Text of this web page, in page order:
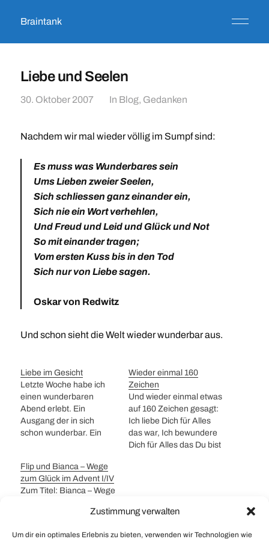
Zustimmung verwalten
Um dir ein optimales Erlebnis zu bieten, verwenden wir Technologien wie
Braintank
Liebe und Seelen
30. Oktober 2007 In Blog, Gedanken
Nachdem wir mal wieder völlig im Sumpf sind:
Es muss was Wunderbares sein
Ums Lieben zweier Seelen,
Sich schliessen ganz einander ein,
Sich nie ein Wort verhehlen,
Und Freud und Leid und Glück und Not
So mit einander tragen;
Vom ersten Kuss bis in den Tod
Sich nur von Liebe sagen.
Oskar von Redwitz
Und schon sieht die Welt wieder wunderbar aus.
Liebe im Gesicht
Letzte Woche habe ich
einen wunderbaren
Abend erlebt. Ein
Ausgang der in sich
schon wunderbar. Ein
Verpackung. Ein
wunderbarer
Gesprächspartner. Völlig
beim Betrachten von
Wieder einmal 160
Zeichen
Und wieder einmal etwas
auf 160 Zeichen gesagt:
Ich liebe Dich für Alles
das war, Ich bewundere
Dich für Alles das Du bist
Flip und Bianca – Wege
zum Glück im Advent I/IV
Zum Titel: Bianca – Wege
deutsche Telenovela und